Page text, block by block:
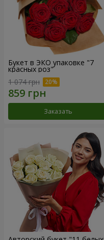
Букет в ЭКО упаковке "7
красных роз"
1 074 грн
Заказать